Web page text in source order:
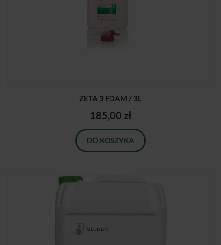
ZETA 3 FOAM / 3L
185,00 zł
DO KOSZYKA